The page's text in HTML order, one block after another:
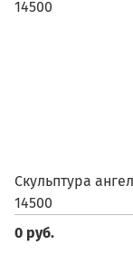
Скульптура
14500
0 руб.